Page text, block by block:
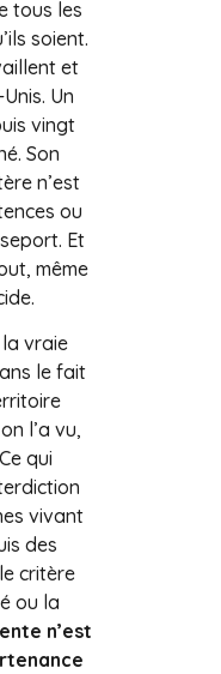
tous les
soient.
et
Un
vingt
Son
n’est
ou
Et
même
vraie
le fait
l’a vu,
qui
vivant
des
critère
ou la
n’est